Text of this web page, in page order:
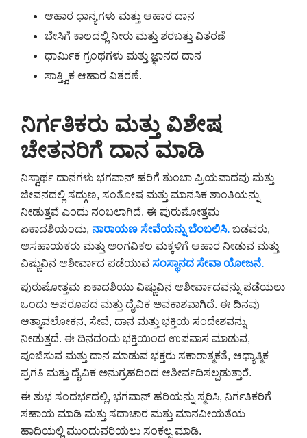
ಆಹಾರ ಧಾನ್ಯಗಳು ಮತ್ತು ಆಹಾರ ದಾನ
ಬೇಸಿಗೆ ಕಾಲದಲ್ಲಿ ನೀರು ಮತ್ತು ಶರಬತ್ತು ವಿತರಣೆ
ಧಾರ್ಮಿಕ ಗ್ರಂಥಗಳು ಮತ್ತು ಜ್ಞಾನದ ದಾನ
ಸಾತ್ತ್ವಿಕ ಆಹಾರ ವಿತರಣೆ.
ನಿರ್ಗತಿಕರು ಮತ್ತು ವಿಶೇಷ
ಚೇತನರಿಗೆ ದಾನ ಮಾಡಿ
ನಿಸ್ವಾರ್ಥ ದಾನಗಳು ಭಗವಾನ್ ಹರಿಗೆ ತುಂಬಾ ಪ್ರಿಯವಾದವು ಮತ್ತು
ಜೀವನದಲ್ಲಿ ಸದ್ಗುಣ, ಸಂತೋಷ ಮತ್ತು ಮಾನಸಿಕ ಶಾಂತಿಯನ್ನು
ನೀಡುತ್ತವೆ ಎಂದು ನಂಬಲಾಗಿದೆ. ಈ ಪುರುಷೋತ್ತಮ
ಏಕಾದಶಿಯಂದು, ನಾರಾಯಣ ಸೇವೆಯನ್ನು ಬೆಂಬಲಿಸಿ. ಬಡವರು,
ಅಸಹಾಯಕರು ಮತ್ತು ಅಂಗವಿಕಲ ಮಕ್ಕಳಿಗೆ ಆಹಾರ ನೀಡುವ ಮತ್ತು
ವಿಷ್ಣುವಿನ ಆಶೀರ್ವಾದ ಪಡೆಯುವ ಸಂಸ್ಥಾನದ ಸೇವಾ ಯೋಜನೆ.
ಪುರುಷೋತ್ತಮ ಏಕಾದಶಿಯು ವಿಷ್ಣುವಿನ ಆಶೀರ್ವಾದವನ್ನು ಪಡೆಯಲು
ಒಂದು ಅಪರೂಪದ ಮತ್ತು ದೈವಿಕ ಅವಕಾಶವಾಗಿದೆ. ಈ ದಿನವು
ಆತ್ಮಾವಲೋಕನ, ಸೇವೆ, ದಾನ ಮತ್ತು ಭಕ್ತಿಯ ಸಂದೇಶವನ್ನು
ನೀಡುತ್ತದೆ. ಈ ದಿನದಂದು ಭಕ್ತಿಯಿಂದ ಉಪವಾಸ ಮಾಡುವ,
ಪೂಜಿಸುವ ಮತ್ತು ದಾನ ಮಾಡುವ ಭಕ್ತರು ಸಕಾರಾತ್ಮಕತೆ, ಆಧ್ಯಾತ್ಮಿಕ
ಪ್ರಗತಿ ಮತ್ತು ದೈವಿಕ ಅನುಗ್ರಹದಿಂದ ಆಶೀರ್ವದಿಸಲ್ಪಡುತ್ತಾರೆ.
ಈ ಶುಭ ಸಂದರ್ಭದಲ್ಲಿ, ಭಗವಾನ್ ಹರಿಯನ್ನು ಸ್ಮರಿಸಿ, ನಿರ್ಗತಿಕರಿಗೆ
ಸಹಾಯ ಮಾಡಿ ಮತ್ತು ಸದಾಚಾರ ಮತ್ತು ಮಾನವೀಯತೆಯ
ಹಾದಿಯಲ್ಲಿ ಮುಂದುವರಿಯಲು ಸಂಕಲ್ಪ ಮಾಡಿ.